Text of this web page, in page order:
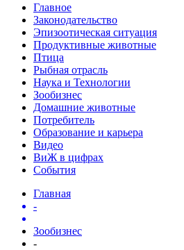
Главное
Законодательство
Эпизоотическая ситуация
Продуктивные животные
Птица
Рыбная отрасль
Наука и Технологии
Зообизнес
Домашние животные
Потребитель
Образование и карьера
Видео
ВиЖ в цифрах
События
Главная
-
Зообизнес
-